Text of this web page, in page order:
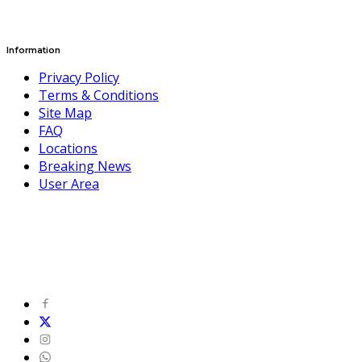
Information
Privacy Policy
Terms & Conditions
Site Map
FAQ
Locations
Breaking News
User Area